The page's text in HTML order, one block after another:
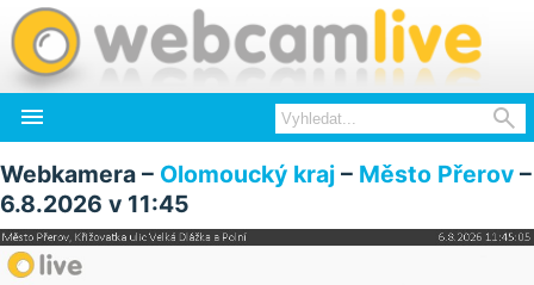
 
Webkamera – Olomoucký kraj – Město Přerov –
6.8.2026 v 11:45